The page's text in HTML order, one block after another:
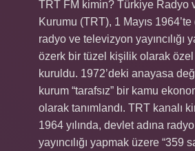
TRT FM kimin? Türkiye Radyo
Kurumu (TRT), 1 Mayıs 1964’te
radyo ve televizyon yayıncılığı
özerk bir tüzel kişilik olarak
kuruldu. 1972’deki anayasa
kurum “tarafsız” bir kamu
olarak tanımlandı. TRT kanalı
1964 yılında, devlet adına
yayıncılığı yapmak üzere “359